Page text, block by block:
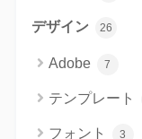
デザイン 26
Adobe 7
テンプレート
フォント 3